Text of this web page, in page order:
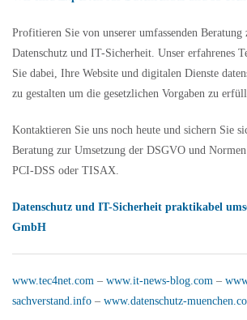
Profitieren Sie von unserer umfassenden Beratung
Datenschutz und IT-Sicherheit. Unser erfahrenes
Sie dabei, Ihre Website und digitalen Dienste
zu gestalten um die gesetzlichen Vorgaben zu
Kontaktieren Sie uns noch heute und sichern Sie
Beratung zur Umsetzung der DSGVO und
PCI-DSS oder TISAX.
Datenschutz und IT-Sicherheit praktikabel
GmbH
www.tec4net.com – www.it-news-blog.com –
sachverstand.info – www.datenschutz-